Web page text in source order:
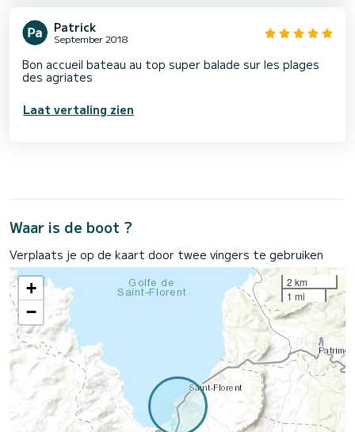
Patrick
September 2018
Bon accueil bateau au top super balade sur les plages
des agriates
Laat vertaling zien
Waar is de boot ?
Verplaats je op de kaart door twee vingers te gebruiken
+
−
2 km
1 mi